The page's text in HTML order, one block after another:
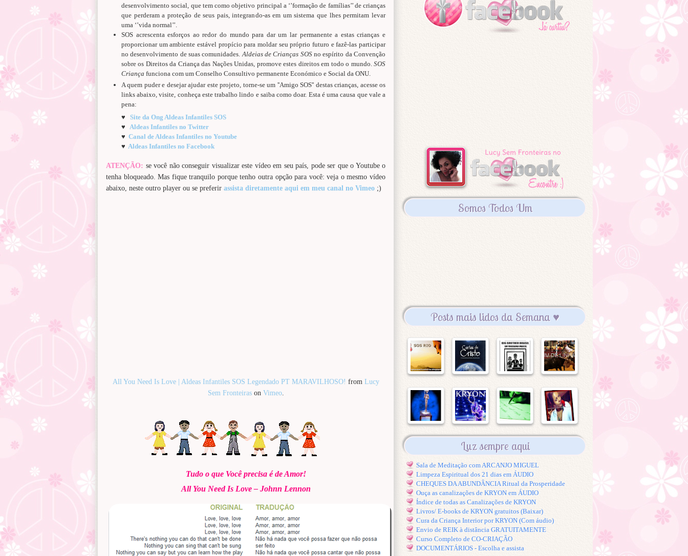
desenvolvimento social, que tem como objetivo principal a ‘’formação de famílias’’ de crianças
que perderam a proteção de seus pais, integrando-as em um sistema que lhes permitam levar
uma ‘’vida normal’’.
SOS acrescenta esforços ao redor do mundo para dar um lar permanente a estas crianças e
proporcionar um ambiente estável propício para moldar seu próprio futuro e fazê-las participar
no desenvolvimento de suas comunidades. Aldeias de Crianças SOSno espírito da Convenção
sobre os Direitos da Criança das Nações Unidas, promove estes direitos em todo o mundo. SOS
Criança funciona com um Conselho Consultivo permanente Económico e Social da ONU.
A quem puder e desejar ajudar este projeto, torne-se um ''Amigo SOS'' destas crianças, acesse os
links abaixo, visite, conheça este trabalho lindo e saiba como doar. Esta é uma causa que vale a
pena:
♥ Site da Ong Aldeas Infantiles SOS
♥ Aldeas Infantiles no Twitter
♥ Canal de Aldeas Infantiles no Youtube
♥ Aldeas Infantiles no Facebook
ATENÇÃO: se você não conseguir visualizar este vídeo em seu país, pode ser que o Youtube o
tenha bloqueado. Mas fique tranquilo porque tenho outra opção para você: veja o mesmo vídeo
abaixo, neste outro player ou se preferir assista diretamente aqui em meu canal no Vimeo ;)
All You Need Is Love | Aldeas Infantiles SOS Legendado PT MARAVILHOSO! from Lucy
Sem Fronteirason Vimeo.
Tudo o que Você precisa é de Amor!
All You Need Is Love – Johnn Lennon
Somos Todos Um
Posts mais lidos da Semana ♥
Luz sempre aqui
Sala de Meditação com ARCANJO MIGUEL
Limpeza Espiritual dos 21 dias em ÁUDIO
CHEQUES DA ABUNDÂNCIA Ritual da Prosperidade
Ouça as canalizações de KRYON em ÁUDIO
Índice de todas as Canalizações de KRYON
Livros/ E-books de KRYON gratuitos (Baixar)
Cura da Criança Interior por KRYON (Com áudio)
Envio de REIK à distância GRATUITAMENTE
Curso Completo de CO-CRIAÇÃO
DOCUMENTÁRIOS - Escolha e assista